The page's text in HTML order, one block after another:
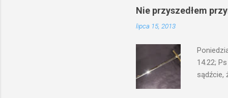
wprawdzie jest gotowa,
których spotkacie. Słudzy
biesiadnikami. Wszedł król,
Nie przyszedłem
lipca 15, 2013
14.22;
sądźcie,